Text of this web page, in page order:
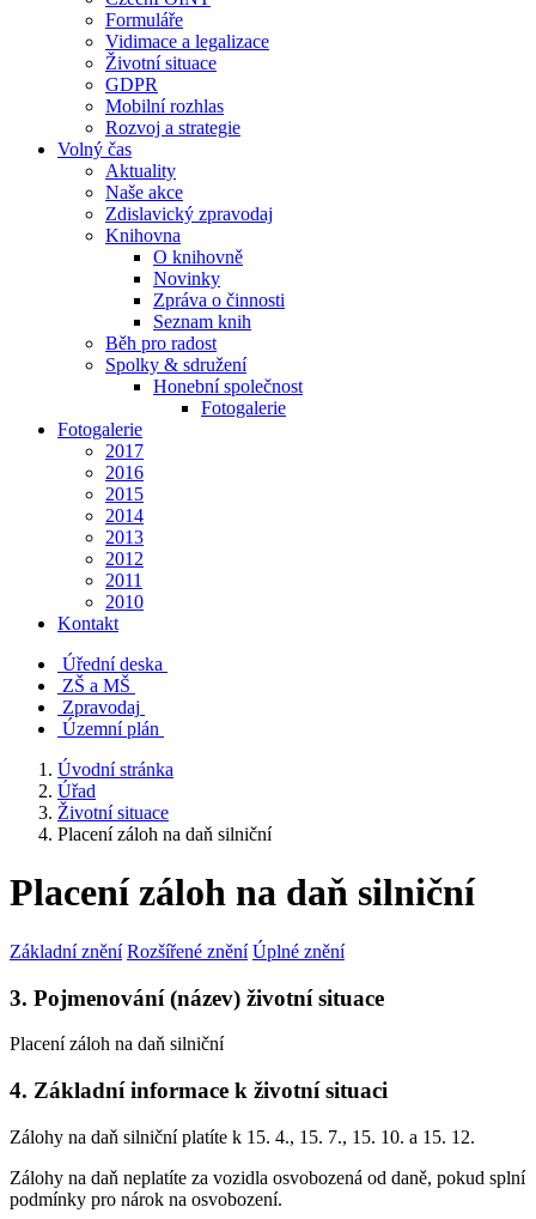
Formuláře
Vidimace a legalizace
Životní situace
GDPR
Mobilní rozhlas
Rozvoj a strategie
Volný čas
Aktuality
Naše akce
Zdislavický zpravodaj
Knihovna
O knihovně
Novinky
Zpráva o činnosti
Seznam knih
Běh pro radost
Spolky & sdružení
Honební společnost
Fotogalerie
Fotogalerie
2017
2016
2015
2014
2013
2012
2011
2010
Kontakt
Úřední deska
ZŠ a MŠ
Zpravodaj
Územní plán
Úvodní stránka
Úřad
Životní situace
Placení záloh na daň silniční
Placení záloh na daň silniční
Základní znění Rozšířené znění Úplné znění
3. Pojmenování (název) životní situace
Placení záloh na daň silniční
4. Základní informace k životní situaci
Zálohy na daň silniční platíte k 15. 4., 15. 7., 15. 10. a 15. 12.
Zálohy na daň neplatíte za vozidla osvobozená od daně, pokud splní
podmínky pro nárok na osvobození.